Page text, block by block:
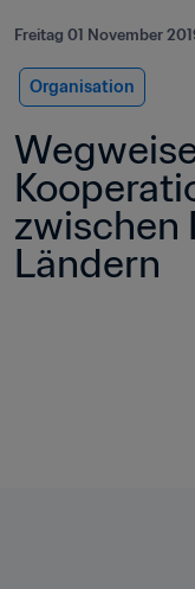
Freitag 01 November
Organisation
zwischen
Ländern